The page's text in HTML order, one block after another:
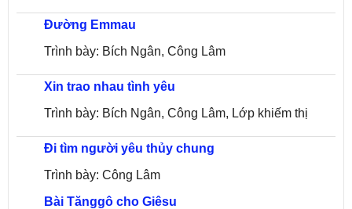
Đường Emmau
Trình bày: Bích Ngân, Công Lâm
Xin trao nhau tình yêu
Trình bày: Bích Ngân, Công Lâm, Lớp khiếm thị
HĐNN
Đi tìm người yêu thủy chung
Trình bày: Công Lâm
Bài Tănggô cho Giêsu